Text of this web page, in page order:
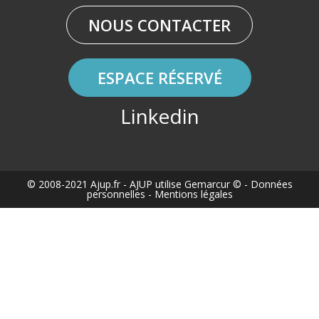
NOUS CONTACTER
ESPACE RÉSERVÉ
Linkedin
© 2008-2021 Ajup.fr- AJUP utilise Gemarcur © - Données
personnelles - Mentions légales